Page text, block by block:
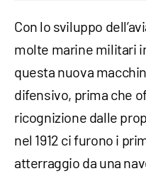
Con lo sviluppo
molte marine militari
questa nuova
difensivo, prima che
ricognizione dalle
nel 1912 ci furono i
atterraggio da una